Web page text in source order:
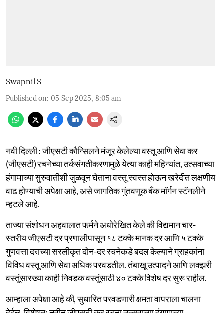
Swapnil S
Published on: 05 Sep 2025, 8:05 am
नवी दिल्ली : जीएसटी कौन्सिलने मंजूर केलेल्या वस्तू आणि सेवा कर
(जीएसटी) रचनेच्या तर्कसंगतीकरणामुळे येत्या काही महिन्यांत, उत्सवाच्या
हंगामाच्या सुरुवातीशी जुळवून घेताना वस्तू स्वस्त होऊन खरेदीत लक्षणीय
वाढ होण्याची अपेक्षा आहे, असे जागतिक गुंतवणूक बँक मॉर्गन स्टॅनलीने
म्हटले आहे.
ताज्या संशोधन अहवालात फर्मने अधोरेखित केले की विद्यमान चार-
स्तरीय जीएसटी दर प्रणालीपासून १८ टक्के मानक दर आणि ५ टक्के
गुणवत्ता दराच्या सरलीकृत दोन-दर रचनेकडे बदल केल्याने ग्राहकांना
विविध वस्तू आणि सेवा अधिक परवडतील. तंबाखू उत्पादने आणि लक्झरी
वस्तूंसारख्या काही निवडक वस्तूंसाठी ४० टक्के विशेष दर सुरू राहील.
आम्हाला अपेक्षा आहे की, सुधारित परवडणारी क्षमता वापराला चालना